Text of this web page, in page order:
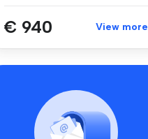
€ 940 View more